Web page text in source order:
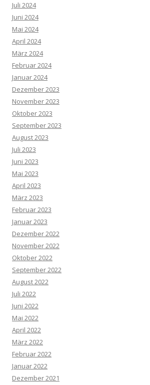
Juli 2024
Juni 2024
Mai 2024
April 2024
März 2024
Februar 2024
Januar 2024
Dezember 2023
November 2023
Oktober 2023
September 2023
August 2023
Juli 2023
Juni 2023
Mai 2023
April 2023
März 2023
Februar 2023
Januar 2023
Dezember 2022
November 2022
Oktober 2022
September 2022
August 2022
Juli 2022
Juni 2022
Mai 2022
April 2022
März 2022
Februar 2022
Januar 2022
Dezember 2021